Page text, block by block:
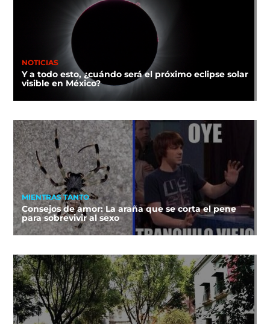
NOTICIAS
Y a todo esto, ¿cuándo será el próximo eclipse solar
visible en México?
MIENTRAS TANTO
Consejos de amor: La araña que se corta el pene
para sobrevivir al sexo